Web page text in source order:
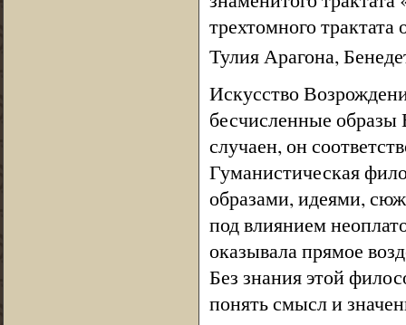
трехтомного
Тулия Арагона,
Искусство
бесчисленные
случаен, он
Гуманистическая
образами, идеями,
под влиянием
оказывала прямое
Без знания этой
понять смысл и